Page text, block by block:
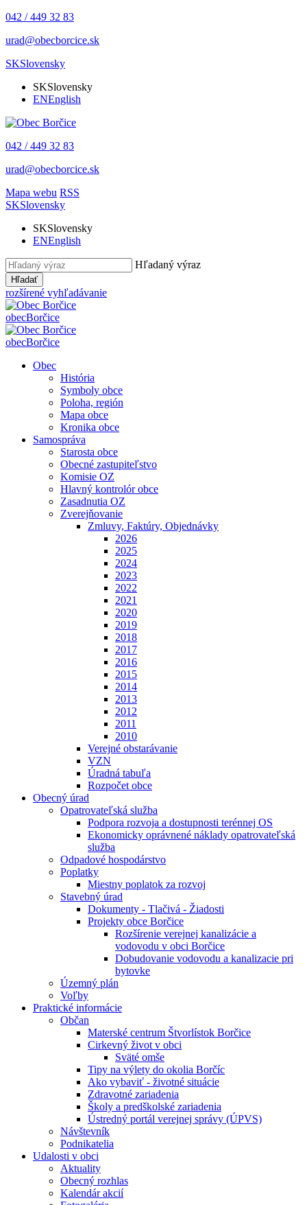
042 / 449 32 83
urad@obecborcice.sk
SKSlovensky
SKSlovensky
ENEnglish
042 / 449 32 83
urad@obecborcice.sk
Mapa webu RSS
SKSlovensky
SKSlovensky
ENEnglish
Hľadaný výraz
Hľadať
rozšírené vyhľadávanie
obecBorčice
obecBorčice
Obec
História
Symboly obce
Poloha, región
Mapa obce
Kronika obce
Samospráva
Starosta obce
Obecné zastupiteľstvo
Komisie OZ
Hlavný kontrolór obce
Zasadnutia OZ
Zverejňovanie
Zmluvy, Faktúry, Objednávky
2026
2025
2024
2023
2022
2021
2020
2019
2018
2017
2016
2015
2014
2013
2012
2011
2010
Verejné obstarávanie
VZN
Úradná tabuľa
Rozpočet obce
Obecný úrad
Opatrovateľská služba
Podpora rozvoja a dostupnosti terénnej OS
Ekonomicky oprávnené náklady opatrovateľská
služba
Odpadové hospodárstvo
Poplatky
Miestny poplatok za rozvoj
Stavebný úrad
Dokumenty - Tlačivá - Žiadosti
Projekty obce Borčice
Rozšírenie verejnej kanalizácie a
vodovodu v obci Borčice
Dobudovanie vodovodu a kanalizacie pri
bytovke
Územný plán
Voľby
Praktické informácie
Občan
Materské centrum Štvorlístok Borčice
Cirkevný život v obci
Sväté omše
Tipy na výlety do okolia Borčíc
Ako vybaviť - životné situácie
Zdravotné zariadenia
Školy a predškolské zariadenia
Ústredný portál verejnej správy (ÚPVS)
Návštevník
Podnikatelia
Udalosti v obci
Aktuality
Obecný rozhlas
Kalendár akcií